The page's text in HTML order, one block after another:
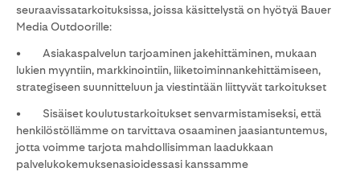
seuraavissatarkoituksissa, joissa käsittelystä on hyötyä Bauer
Media Outdoorille:
• Asiakaspalvelun tarjoaminen jakehittäminen, mukaan
lukien myyntiin, markkinointiin, liiketoiminnankehittämiseen,
strategiseen suunnitteluun ja viestintään liittyvät tarkoitukset
• Sisäiset koulutustarkoitukset senvarmistamiseksi, että
henkilöstöllämme on tarvittava osaaminen jaasiantuntemus,
jotta voimme tarjota mahdollisimman laadukkaan
palvelukokemuksenasioidessasi kanssamme